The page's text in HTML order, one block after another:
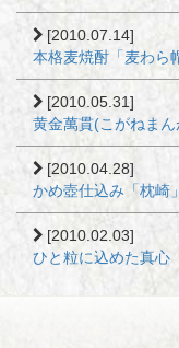
[2010.07.14]
本格麦焼酎「麦わら
[2010.05.31]
黄金萬貫(こがねまん
[2010.04.28]
かめ壺仕込み「枕崎
[2010.02.03]
ひと粒に込めた真心